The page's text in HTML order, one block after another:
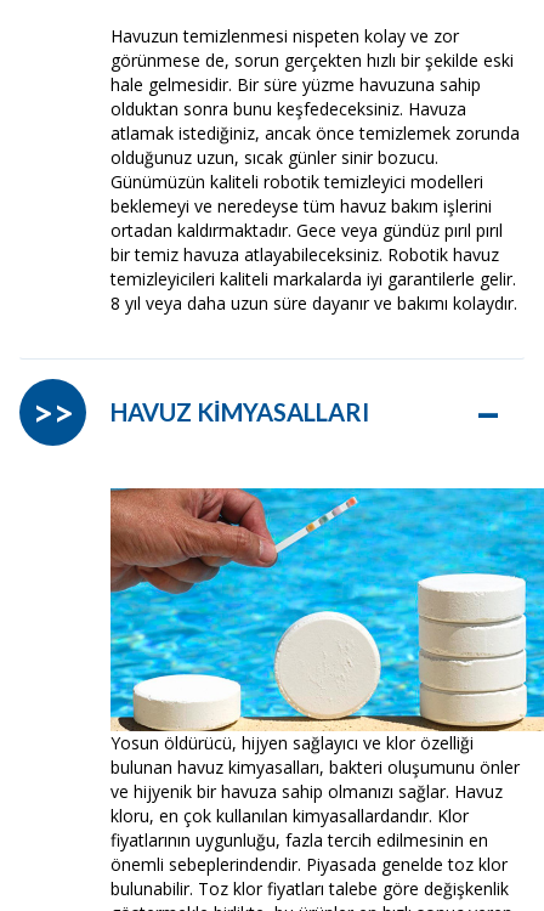
Havuzun temizlenmesi nispeten kolay ve zor
görünmese de, sorun gerçekten hızlı bir şekilde eski
hale gelmesidir. Bir süre yüzme havuzuna sahip
olduktan sonra bunu keşfedeceksiniz. Havuza
atlamak istediğiniz, ancak önce temizlemek zorunda
olduğunuz uzun, sıcak günler sinir bozucu.
Günümüzün kaliteli robotik temizleyici modelleri
beklemeyi ve neredeyse tüm havuz bakım işlerini
ortadan kaldırmaktadır. Gece veya gündüz pırıl pırıl
bir temiz havuza atlayabileceksiniz. Robotik havuz
temizleyicileri kaliteli markalarda iyi garantilerle gelir.
8 yıl veya daha uzun süre dayanır ve bakımı kolaydır.
HAVUZ KİMYASALLARI –
>>
Yosun öldürücü, hijyen sağlayıcı ve klor özelliği
bulunan havuz kimyasalları, bakteri oluşumunu önler
ve hijyenik bir havuza sahip olmanızı sağlar. Havuz
kloru, en çok kullanılan kimyasallardandır. Klor
fiyatlarının uygunluğu, fazla tercih edilmesinin en
önemli sebeplerindendir. Piyasada genelde toz klor
bulunabilir. Toz klor fiyatları talebe göre değişkenlik